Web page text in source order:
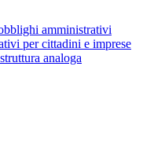
amministrativi
per cittadini e imprese
analoga